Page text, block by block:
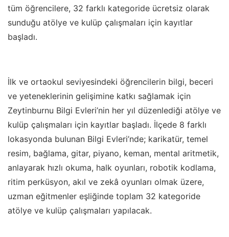
tüm öğrencilere, 32 farklı kategoride ücretsiz olarak
sunduğu atölye ve kulüp çalışmaları için kayıtlar
başladı.
İlk ve ortaokul seviyesindeki öğrencilerin bilgi, beceri
ve yeteneklerinin gelişimine katkı sağlamak için
Zeytinburnu Bilgi Evleri’nin her yıl düzenlediği atölye ve
kulüp çalışmaları için kayıtlar başladı. İlçede 8 farklı
lokasyonda bulunan Bilgi Evleri’nde; karikatür, temel
resim, bağlama, gitar, piyano, keman, mental aritmetik,
anlayarak hızlı okuma, halk oyunları, robotik kodlama,
ritim perküsyon, akıl ve zekâ oyunları olmak üzere,
uzman eğitmenler eşliğinde toplam 32 kategoride
atölye ve kulüp çalışmaları yapılacak.